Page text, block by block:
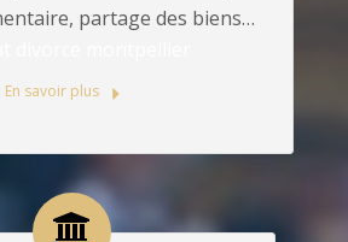
partage des biens…
En savoir plus